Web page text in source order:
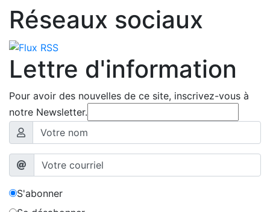
Réseaux sociaux
Lettre d'information
Pour avoir des nouvelles de ce site, inscrivez-vous à
notre Newsletter.
S'abonner